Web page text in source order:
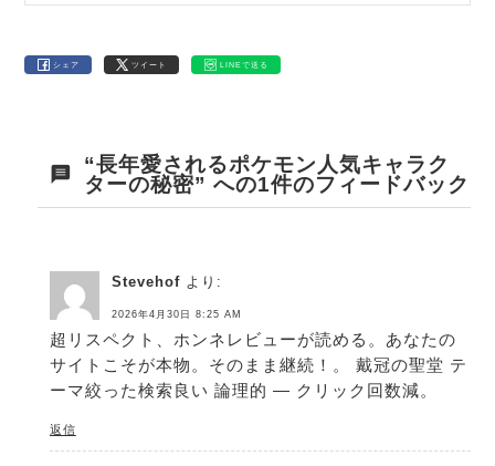
シェア ツイート LINEで送る
“長年愛されるポケモン人気キャラク
ターの秘密” への1件のフィードバック
Stevehof より:
2026年4月30日 8:25 AM
超リスペクト、ホンネレビューが読める。あなたの
サイトこそが本物。そのまま継続！。 戴冠の聖堂 テ
ーマ絞った検索良い 論理的 — クリック回数減。
返信